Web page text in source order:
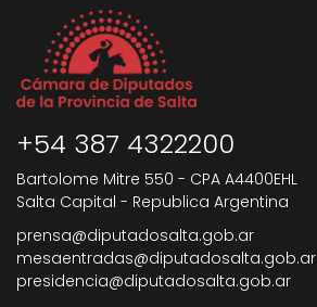
+54 387 4322200
Bartolome Mitre 550 - CPA A4400EHL
Salta Capital - Republica Argentina
prensa@diputadosalta.gob.ar
mesaentradas@diputadosalta.gob.ar
presidencia@diputadosalta.gob.ar